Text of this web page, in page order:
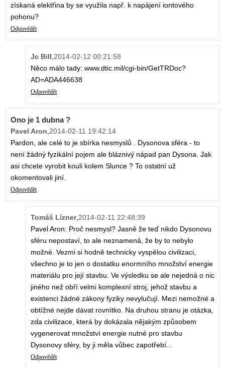
získaná elektřina by se využila např. k napájení iontového
pohonu?
Odpovědět
Jc Bill,2014-02-12 00:21:58
Něco málo tady: www.dtic.mil/cgi-bin/GetTRDoc?
AD=ADA446638
Odpovědět
Ono je 1 dubna ?
Pavel Aron,2014-02-11 19:42:14
Pardon, ale celé to je sbírka nesmyslů . Dysonova sféra - to
není žádný fyzikální pojem ale bláznivý nápad pan Dysona. Jak
asi chcete vyrobit kouli kolem Slunce ? To ostatní už
okomentovali jiní.
Odpovědět
Tomáš Lízner,2014-02-11 22:48:39
Pavel Aron: Proč nesmysl? Jasně že teď nikdo Dysonovu
sféru nepostaví, to ale neznamená, že by to nebylo
možné. Vezmi si hodně technicky vyspělou civilizaci,
všechno je to jen o dostatku enormního množství energie
materiálu pro její stavbu. Ve výsledku se ale nejedná o nic
jiného než obří velmi komplexní stroj, jehož stavbu a
existenci žádné zákony fyziky nevylučují. Mezi nemožné a
obtížné nejde dávat rovnítko. Na druhou stranu je otázka,
zda civilizace, která by dokázala nějakým způsobem
vygenerovat množství energie nutné pro stavbu
Dysonovy sféry, by ji měla vůbec zapotřebí...
Odpovědět